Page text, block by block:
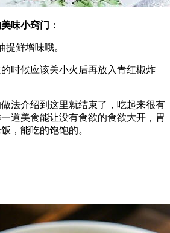
味小窍门：
鲜增味哦。
候应该关小火后再放入青红椒炸
介绍到这里就结束了，吃起来很有
道美食能让没有食欲的食欲大开，胃
，能吃的饱饱的。